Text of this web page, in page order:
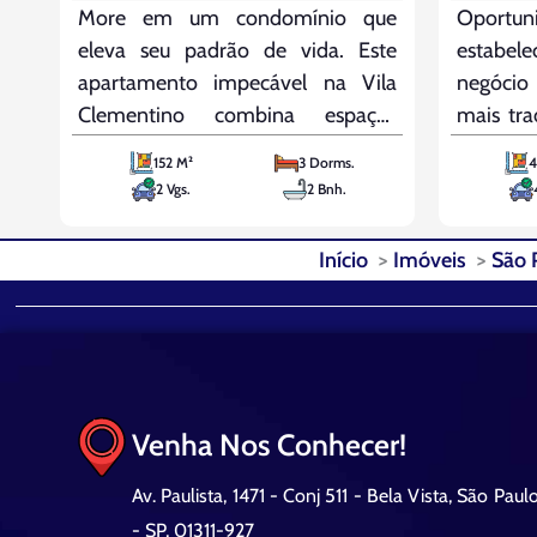
More em um condomínio que
eleva seu padrão de vida. Este
apartamento impecável na Vila
Clementino combina espaços
generosos com uma área de lazer
extraordinária. O living para dois
convivência, enquanto a cozinha
planejada e a dependência
completa de serviço oferecem a
152 M²
3 Dorms.
2 Vgs.
2 Bnh.
mais
São
m²
conta
Início Imóveis São
Venha Nos Conhecer!
Av. Paulista, 1471 - Conj 511 - Bela Vista, São
- SP, 01311-927